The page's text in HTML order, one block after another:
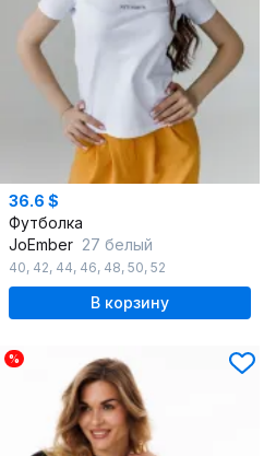
36.6 $
Футболка
JoEmber 27 белый
40, 42, 44, 46, 48, 50, 52
В корзину
%